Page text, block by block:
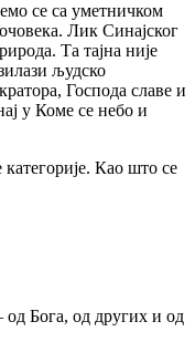
се са уметничком
Лик Синајског
Та тајна није
људско
Господа славе и
у Коме се небо и
Као што се
Бога, од других и од